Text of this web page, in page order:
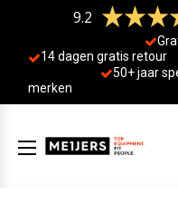
9.2
14 dagen gratis retour
50+ jaar
merken